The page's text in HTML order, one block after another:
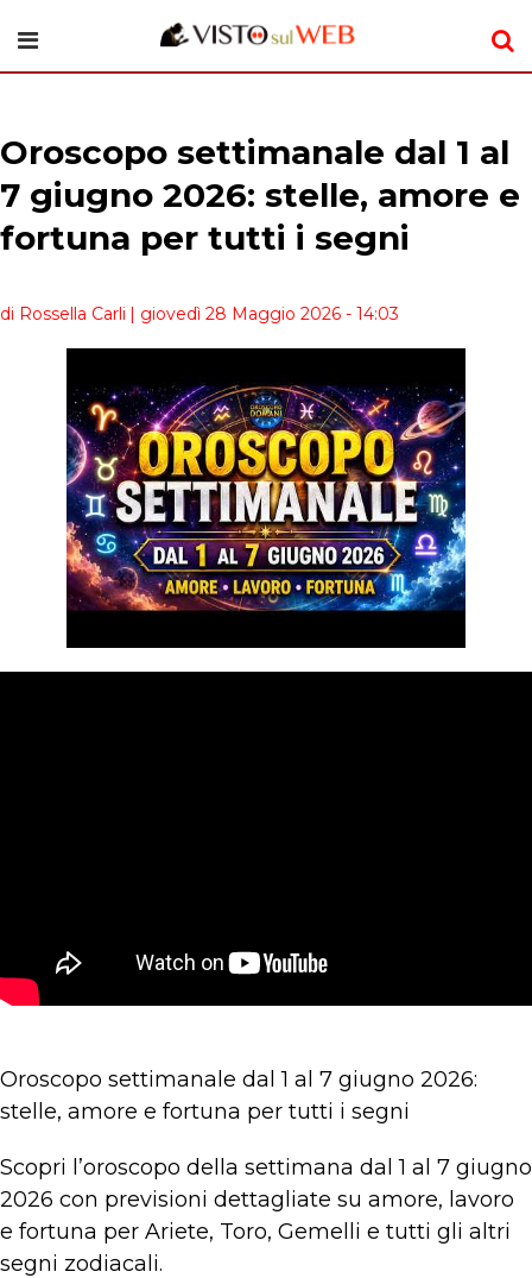
Oroscopo settimanale dal 1 al
7 giugno 2026: stelle, amore e
fortuna per tutti i segni
di Rossella Carli | giovedì 28 Maggio 2026 - 14:03
Oroscopo settimanale dal 1 al 7 giugno 2026:
stelle, amore e fortuna per tutti i segni
Scopri l’oroscopo della settimana dal 1 al 7 giugno
2026 con previsioni dettagliate su amore, lavoro
e fortuna per Ariete, Toro, Gemelli e tutti gli altri
segni zodiacali.